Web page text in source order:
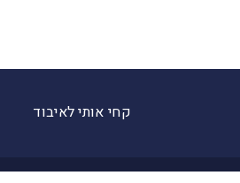
קחי אותי לאיבוד